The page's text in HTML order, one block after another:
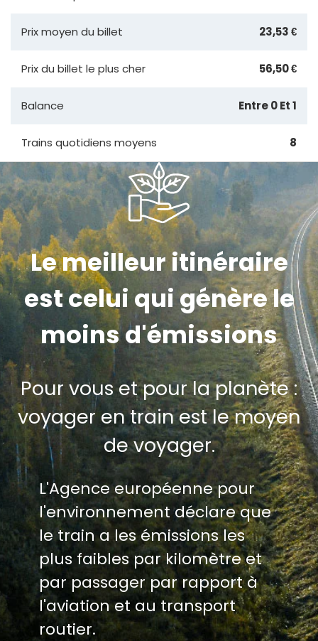
Prix moyen du billet 23,53 €
Prix du billet le plus cher 56,50 €
Balance Entre 0 Et 1
Trains quotidiens moyens 8
Le meilleur itinéraire
est celui qui génère le
moins d'émissions
Pour vous et pour la planète :
voyager en train est le moyen
de voyager.
L'Agence européenne pour
l'environnement déclare que
le train a les émissions les
plus faibles par kilomètre et
par passager par rapport à
l'aviation et au transport
routier.